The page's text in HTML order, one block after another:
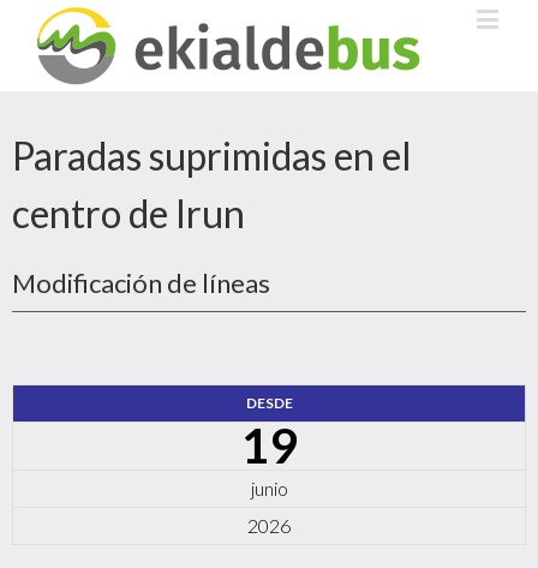
Paradas suprimidas en el
centro de Irun
Modificación de líneas
DESDE
19
junio
2026